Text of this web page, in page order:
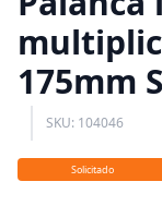
175mm
SKU: 104046
Solicitado